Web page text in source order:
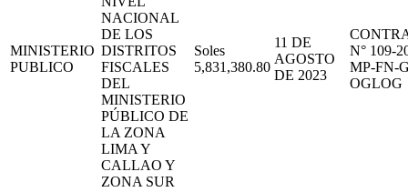
MINISTERIO
PUBLICO
NACIONAL
DE LOS
DISTRITOS
FISCALES
DEL
MINISTERIO
PÚBLICO DE
LA ZONA
LIMA Y
CALLAO Y
ZONA SUR
Soles
5,831,380.80
11 DE
AGOSTO
DE 2023
N° 109-
MP-FN-
OGLOG